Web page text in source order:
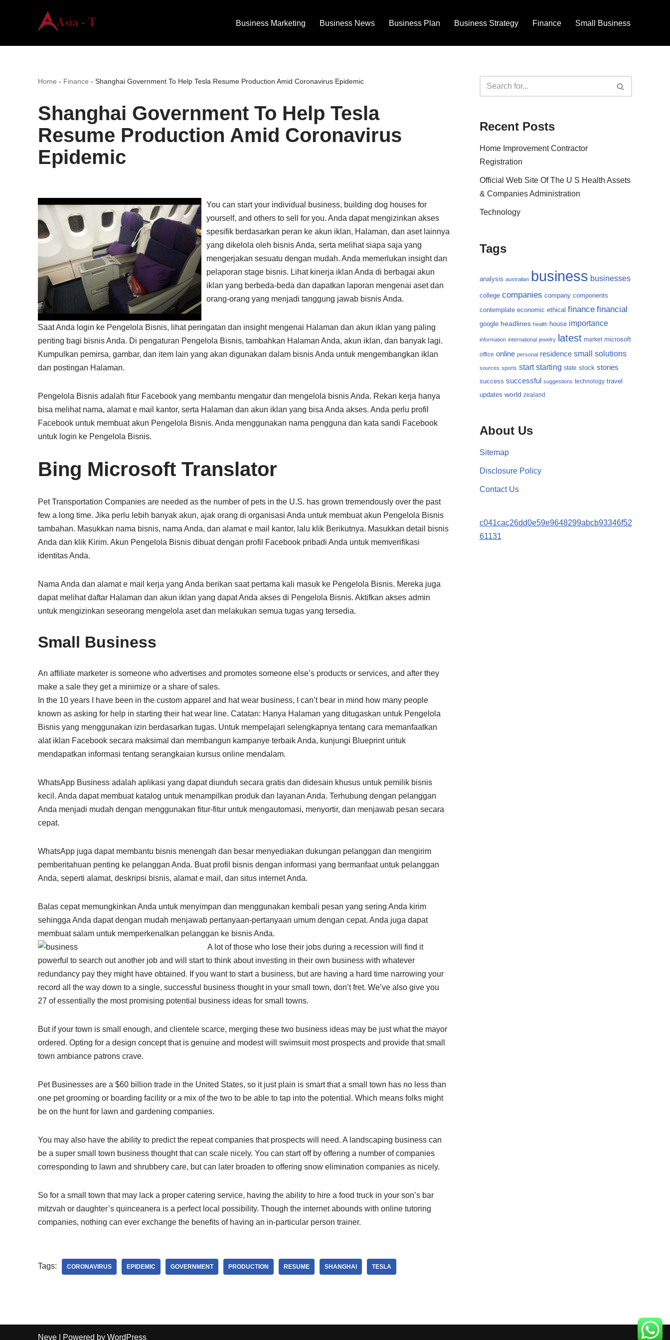
Business Marketing Business News Business Plan Business Strategy Finance Small Business
Home - Finance - Shanghai Government To Help Tesla Resume Production Amid Coronavirus Epidemic
Shanghai Government To Help Tesla
Resume Production Amid Coronavirus
Epidemic
You can start your individual business, building dog houses for
yourself, and others to sell for you. Anda dapat mengizinkan akses
spesifik berdasarkan peran ke akun iklan, Halaman, dan aset lainnya
yang dikelola oleh bisnis Anda, serta melihat siapa saja yang
mengerjakan sesuatu dengan mudah. Anda memerlukan insight dan
pelaporan stage bisnis. Lihat kinerja iklan Anda di berbagai akun
iklan yang berbeda-beda dan dapatkan laporan mengenai aset dan
orang-orang yang menjadi tanggung jawab bisnis Anda.
Saat Anda login ke Pengelola Bisnis, lihat peringatan dan insight mengenai Halaman dan akun iklan yang paling
penting bagi bisnis Anda. Di pengaturan Pengelola Bisnis, tambahkan Halaman Anda, akun iklan, dan banyak lagi.
Kumpulkan pemirsa, gambar, dan item lain yang akan digunakan dalam bisnis Anda untuk mengembangkan iklan
dan postingan Halaman.
Pengelola Bisnis adalah fitur Facebook yang membantu mengatur dan mengelola bisnis Anda. Rekan kerja hanya
bisa melihat nama, alamat e mail kantor, serta Halaman dan akun iklan yang bisa Anda akses. Anda perlu profil
Facebook untuk membuat akun Pengelola Bisnis. Anda menggunakan nama pengguna dan kata sandi Facebook
untuk login ke Pengelola Bisnis.
Bing Microsoft Translator
Pet Transportation Companies are needed as the number of pets in the U.S. has grown tremendously over the past
few a long time. Jika perlu lebih banyak akun, ajak orang di organisasi Anda untuk membuat akun Pengelola Bisnis
tambahan. Masukkan nama bisnis, nama Anda, dan alamat e mail kantor, lalu klik Berikutnya. Masukkan detail bisnis
Anda dan klik Kirim. Akun Pengelola Bisnis dibuat dengan profil Facebook pribadi Anda untuk memverifikasi
identitas Anda.
Nama Anda dan alamat e mail kerja yang Anda berikan saat pertama kali masuk ke Pengelola Bisnis. Mereka juga
dapat melihat daftar Halaman dan akun iklan yang dapat Anda akses di Pengelola Bisnis. Aktifkan akses admin
untuk mengizinkan seseorang mengelola aset dan melakukan semua tugas yang tersedia.
Small Business
An affiliate marketer is someone who advertises and promotes someone else’s products or services, and after they
make a sale they get a minimize or a share of sales.
In the 10 years I have been in the custom apparel and hat wear business, I can’t bear in mind how many people
known as asking for help in starting their hat wear line. Catatan: Hanya Halaman yang ditugaskan untuk Pengelola
Bisnis yang menggunakan izin berdasarkan tugas. Untuk mempelajari selengkapnya tentang cara memanfaatkan
alat iklan Facebook secara maksimal dan membangun kampanye terbaik Anda, kunjungi Blueprint untuk
mendapatkan informasi tentang serangkaian kursus online mendalam.
WhatsApp Business adalah aplikasi yang dapat diunduh secara gratis dan didesain khusus untuk pemilik bisnis
kecil. Anda dapat membuat katalog untuk menampilkan produk dan layanan Anda. Terhubung dengan pelanggan
Anda menjadi mudah dengan menggunakan fitur-fitur untuk mengautomasi, menyortir, dan menjawab pesan secara
cepat.
WhatsApp juga dapat membantu bisnis menengah dan besar menyediakan dukungan pelanggan dan mengirim
pemberitahuan penting ke pelanggan Anda. Buat profil bisnis dengan informasi yang bermanfaat untuk pelanggan
Anda, seperti alamat, deskripsi bisnis, alamat e mail, dan situs internet Anda.
Balas cepat memungkinkan Anda untuk menyimpan dan menggunakan kembali pesan yang sering Anda kirim
sehingga Anda dapat dengan mudah menjawab pertanyaan-pertanyaan umum dengan cepat. Anda juga dapat
membuat salam untuk memperkenalkan pelanggan ke bisnis Anda.
A lot of those who lose their jobs during a recession will find it
powerful to search out another job and will start to think about investing in their own business with whatever
redundancy pay they might have obtained. If you want to start a business, but are having a hard time narrowing your
record all the way down to a single, successful business thought in your small town, don’t fret. We’ve also give you
27 of essentially the most promising potential business ideas for small towns.
But if your town is small enough, and clientele scarce, merging these two business ideas may be just what the mayor
ordered. Opting for a design concept that is genuine and modest will swimsuit most prospects and provide that small
town ambiance patrons crave.
Pet Businesses are a $60 billion trade in the United States, so it just plain is smart that a small town has no less than
one pet grooming or boarding facility or a mix of the two to be able to tap into the potential. Which means folks might
be on the hunt for lawn and gardening companies.
You may also have the ability to predict the repeat companies that prospects will need. A landscaping business can
be a super small town business thought that can scale nicely. You can start off by offering a number of companies
corresponding to lawn and shrubbery care, but can later broaden to offering snow elimination companies as nicely.
So for a small town that may lack a proper catering service, having the ability to hire a food truck in your son’s bar
mitzvah or daughter’s quinceanera is a perfect local possibility. Though the internet abounds with online tutoring
companies, nothing can ever exchange the benefits of having an in-particular person trainer.
Tags: CORONAVIRUS EPIDEMIC GOVERNMENT PRODUCTION RESUME SHANGHAI TESLA
Recent Posts
Home Improvement Contractor
Registration
Official Web Site Of The U S Health Assets
& Companies Administration
Technology
Tags
analysis australian business businesses
college companies company components
contemplate economic ethical finance financial
google headlines health house importance
information international jewelry latest market microsoft
office online personal residence small solutions
sources sports start starting state stock stories
success successful suggestions technology travel
updates world zealand
About Us
Sitemap
Disclosure Policy
Contact Us
c041cac26dd0e59e9648299abcb93346f52
61131
Neve| Powered by WordPress